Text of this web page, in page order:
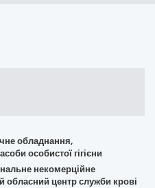
обладнання,
особистої гігієни
некомерційне
обласний центр служби крові